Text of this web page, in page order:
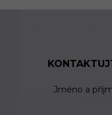
Jméno a